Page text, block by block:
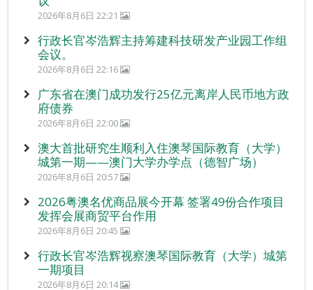
2026年8月6日 22:21
行政长官岑浩辉主持筹建科技研发产业园工作组
会议。
2026年8月6日 22:16
广东省在澳门成功发行25亿元离岸人民币地方政
府债券
2026年8月6日 22:00
澳大首批研究生顺利入住澳琴国际教育（大学）
城第一期——澳门大学办学点（德智广场）
2026年8月6日 20:57
2026粤澳名优商品展今开幕 签署49份合作项目
发挥会展商贸平台作用
2026年8月6日 20:45
行政长官岑浩辉视察澳琴国际教育（大学）城第
一期项目
2026年8月6日 20:14